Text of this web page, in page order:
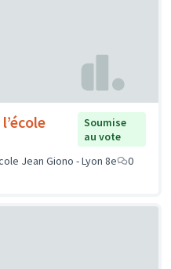
Soumise
au vote
Jean Giono - Lyon 8e
0